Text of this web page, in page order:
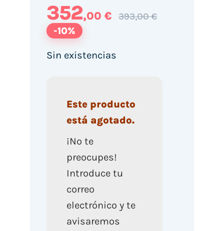
352,00 € 393,00 €
-10%
Sin existencias
Este producto
está agotado.
¡No te
preocupes!
Introduce tu
correo
electrónico y te
avisaremos